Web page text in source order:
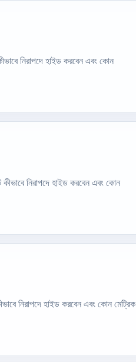
নিরাপদে হাইড করবেন এবং কোন
নিরাপদে হাইড করবেন এবং কোন
নিরাপদে হাইড করবেন এবং কোন মেট্রিক